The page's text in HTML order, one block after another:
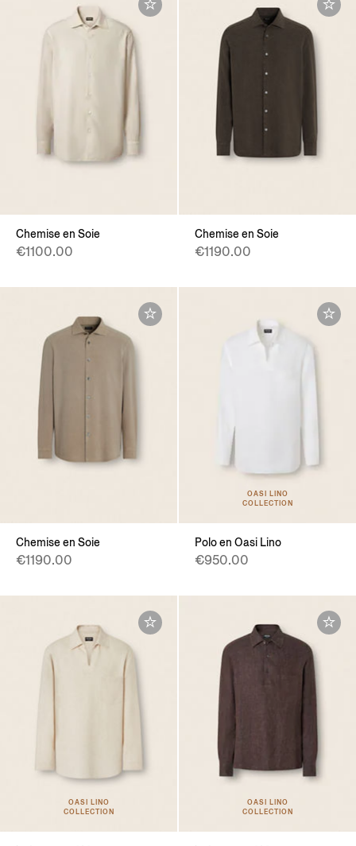
Chemise en Soie
€1100.00
Chemise en Soie
€1190.00
Chemise en Soie
€1190.00
OASI LINO
COLLECTION
Polo en Oasi Lino
€950.00
OASI LINO
COLLECTION
OASI LINO
COLLECTION